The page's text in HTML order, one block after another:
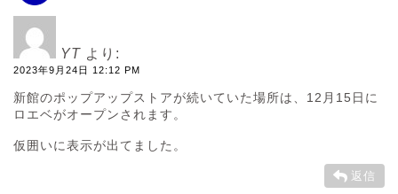
YT より:
2023年9月24日 12:12 PM
新館のポップアップストアが続いていた場所は、12月15日に
ロエベがオープンされます。
仮囲いに表示が出てました。
返信